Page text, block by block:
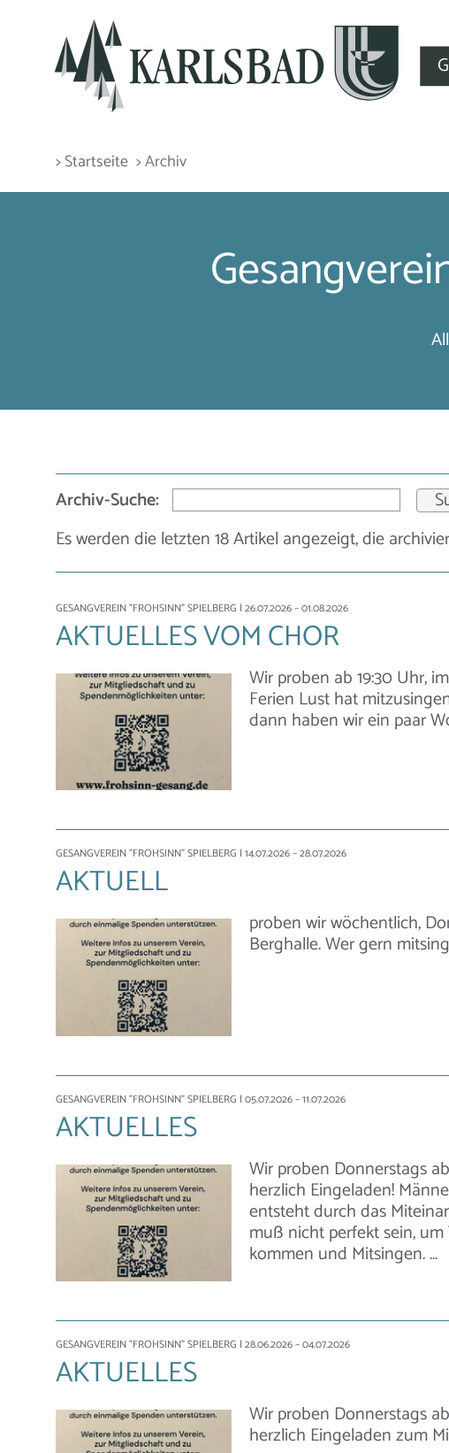
> Startseite > Archiv
Archiv-Suche:
Es werden die letzten 18 Artikel angezeigt, die
GESANGVEREIN "FROHSINN" SPIELBERG | 26.07.2026 – 01.08.2026
AKTUELLES VOM CHOR
Wir proben ab 19:30 Uhr,
Ferien Lust hat
dann haben wir ein paar
GESANGVEREIN "FROHSINN" SPIELBERG | 14.07.2026 – 28.07.2026
AKTUELL
proben wir wöchentlich,
Berghalle. Wer gern
GESANGVEREIN "FROHSINN" SPIELBERG | 05.07.2026 – 11.07.2026
AKTUELLES
Wir proben Donnerstags
herzlich Eingeladen!
entsteht durch das
muß nicht perfekt sein,
kommen und Mitsingen. …
GESANGVEREIN "FROHSINN" SPIELBERG | 28.06.2026 – 04.07.2026
AKTUELLES
Wir proben Donnerstags
herzlich Eingeladen zum